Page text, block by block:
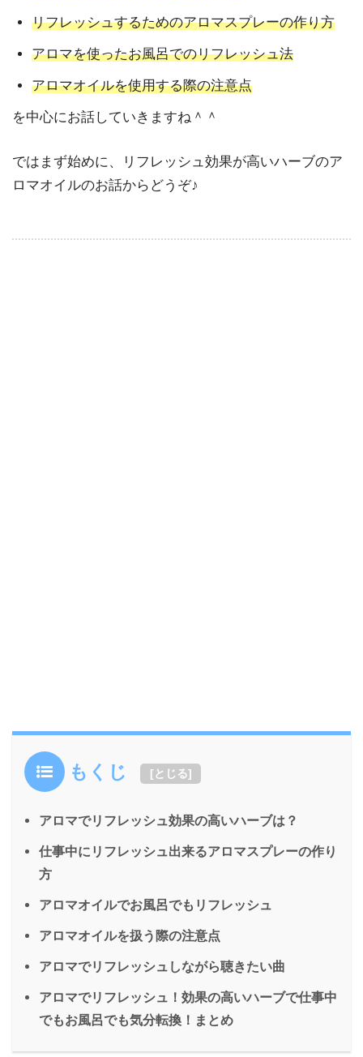
リフレッシュするためのアロマスプレーの作り方
アロマを使ったお風呂でのリフレッシュ法
アロマオイルを使用する際の注意点
を中心にお話していきますね＾＾
ではまず始めに、リフレッシュ効果が高いハーブのア
ロマオイルのお話からどうぞ♪
もくじ [とじる]
アロマでリフレッシュ効果の高いハーブは？
仕事中にリフレッシュ出来るアロマスプレーの作り
方
アロマオイルでお風呂でもリフレッシュ
アロマオイルを扱う際の注意点
アロマでリフレッシュしながら聴きたい曲
アロマでリフレッシュ！効果の高いハーブで仕事中
でもお風呂でも気分転換！まとめ